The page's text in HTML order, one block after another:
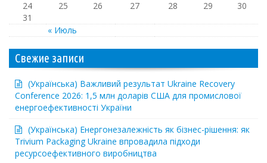
« Июль
24
25 26 27 28 29
30
31
Свежие записи
(Українська) Важливий результат Ukraine Recovery
Conference 2026: 1,5 млн доларів США для промислової
енергоефективності України
(Українська) Енергонезалежність як бізнес-рішення: як
Trivium Packaging Ukraine впровадила підходи
ресурсоефективного виробництва